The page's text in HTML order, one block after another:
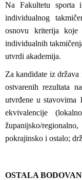
Na Fakultetu
individualnog
osnovu kriterija
individualnih
utvrdi akademija.
Za kandidate iz država
ostvarenih rezultata
utvrđene u
ekvivalencije
županijsko/
pokrajinsko i ostalo;
OSTALA